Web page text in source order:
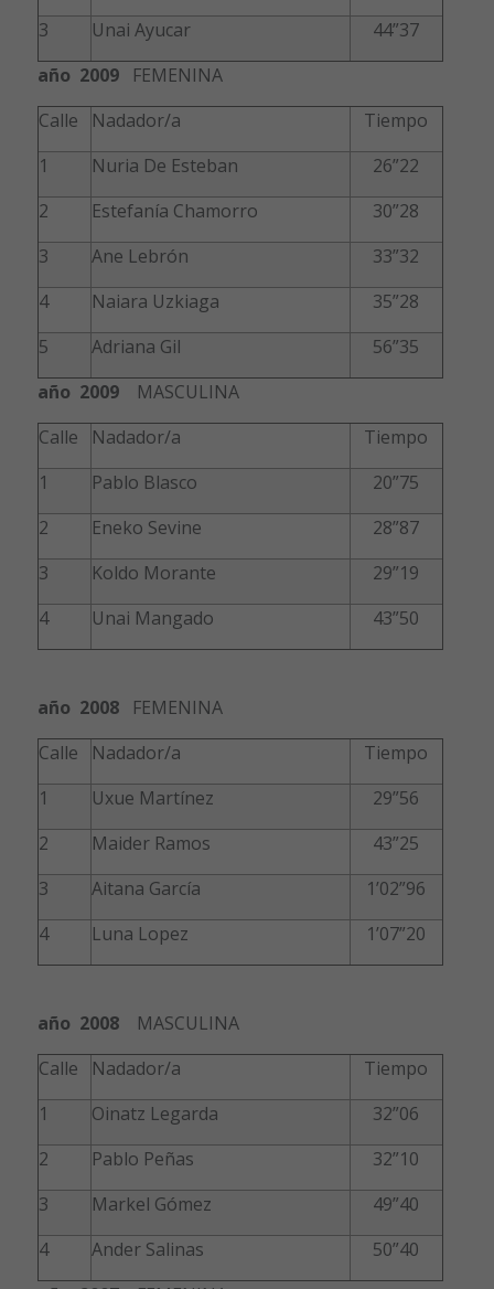
3
Unai Ayucar
44”37
año 2009FEMENINA
Calle
Nadador/a
Tiempo
1
Nuria De Esteban
26”22
2
Estefanía Chamorro
30”28
3
Ane Lebrón
33”32
4
Naiara Uzkiaga
35”28
5
Adriana Gil
56”35
año 2009MASCULINA
Calle
Nadador/a
Tiempo
1
Pablo Blasco
20”75
2
Eneko Sevine
28”87
3
Koldo Morante
29”19
4
Unai Mangado 43”50
año 2008FEMENINA
Calle
Nadador/a
Tiempo
1
Uxue Martínez
29”56
2
Maider Ramos
43”25
3
Aitana García
1’02”96
4
Luna Lopez 1’07”20
año 2008MASCULINA
Calle
Nadador/a
Tiempo
1
Oinatz Legarda
32”06
2
Pablo Peñas
32”10
3
Markel Gómez
49”40
4
Ander Salinas
50”40